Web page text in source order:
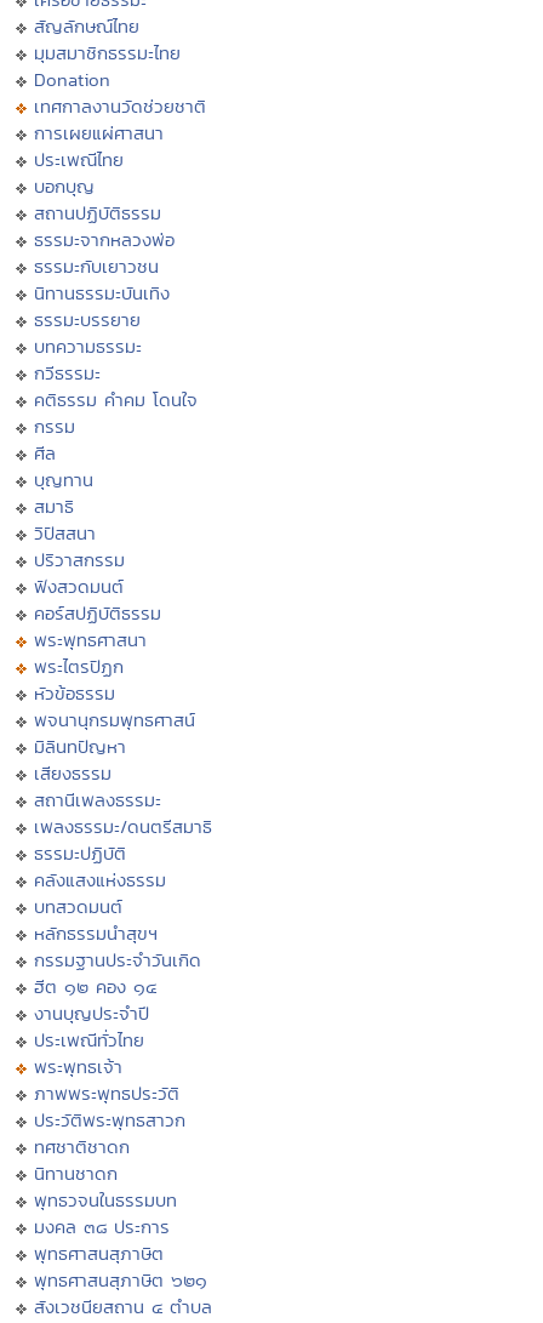
สัญลักษณ์ไทย
มุมสมาชิกธรรมะไทย
Donation
เทศกาลงานวัดช่วยชาติ
การเผยแผ่ศาสนา
ประเพณีไทย
บอกบุญ
สถานปฏิบัติธรรม
ธรรมะจากหลวงพ่อ
ธรรมะกับเยาวชน
นิทานธรรมะบันเทิง
ธรรมะบรรยาย
บทความธรรมะ
กวีธรรมะ
คติธรรม คำคม โดนใจ
กรรม
ศีล
บุญทาน
สมาธิ
วิปัสสนา
ปริวาสกรรม
ฟังสวดมนต์
คอร์สปฏิบัติธรรม
พระพุทธศาสนา
พระไตรปิฏก
หัวข้อธรรม
พจนานุกรมพุทธศาสน์
มิลินทปัญหา
เสียงธรรม
สถานีเพลงธรรมะ
เพลงธรรมะ/ดนตรีสมาธิ
ธรรมะปฏิบัติ
คลังแสงแห่งธรรม
บทสวดมนต์
หลักธรรมนำสุขฯ
กรรมฐานประจำวันเกิด
ฮีต ๑๒ คอง ๑๔
งานบุญประจำปี
ประเพณีทั่วไทย
พระพุทธเจ้า
ภาพพระพุทธประวัติ
ประวัติพระพุทธสาวก
ทศชาติชาดก
นิทานชาดก
พุทธวจนในธรรมบท
มงคล ๓๘ ประการ
พุทธศาสนสุภาษิต
พุทธศาสนสุภาษิต ๖๒๑
สังเวชนียสถาน ๔ ตำบล